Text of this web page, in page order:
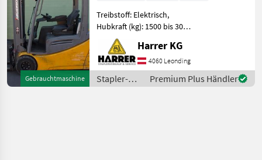
Gebrauchtmaschine
Treibstoff: Elektrisch,
Hubkraft (kg): 1500 bis 3000,
Masttyp: Triplex, Stapler-
Bauart:
Frontstapler/Gabelstapler
Jungheinrich Elektrostapler
gebraucht Wenig Betriebss
Harrer KG
4060 Leonding
Stapler-
und
Premium Plus Händler